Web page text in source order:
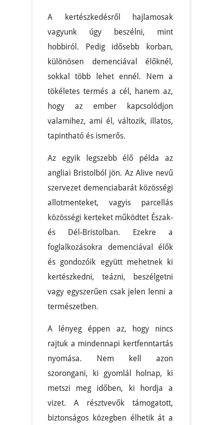
A kertészkedésről hajlamosak
vagyunk úgy beszélni, mint
hobbiról. Pedig idősebb korban,
különösen demenciával élőknél,
sokkal több lehet ennél. Nem a
tökéletes termés a cél, hanem az,
hogy az ember kapcsolódjon
valamihez, ami él, változik, illatos,
tapintható és ismerős.
Az egyik legszebb élő példa az
angliai Bristolból jön. Az Alive nevű
szervezet demenciabarát közösségi
allotmenteket, vagyis parcellás
közösségi kerteket működtet Észak-
és Dél-Bristolban. Ezekre a
foglalkozásokra demenciával élők
és gondozóik együtt mehetnek ki
kertészkedni, teázni, beszélgetni
vagy egyszerűen csak jelen lenni a
természetben.
A lényeg éppen az, hogy nincs
rajtuk a mindennapi kertfenntartás
nyomása. Nem kell azon
szorongani, ki gyomlál holnap, ki
metszi meg időben, ki hordja a
vizet. A résztvevők támogatott,
biztonságos közegben élhetik át a